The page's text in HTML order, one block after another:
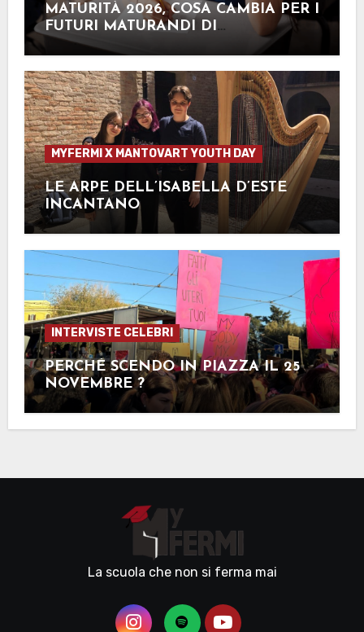
MATURITÀ 2026, COSA CAMBIA PER I
FUTURI MATURANDI DI
QUEST’ANNO?
MYFERMI X MANTOVART YOUTH DAY
LE ARPE DELL’ISABELLA D’ESTE
INCANTANO
INTERVISTE CELEBRI
PERCHÉ SCENDO IN PIAZZA IL 25
NOVEMBRE ?
La scuola che non si ferma mai